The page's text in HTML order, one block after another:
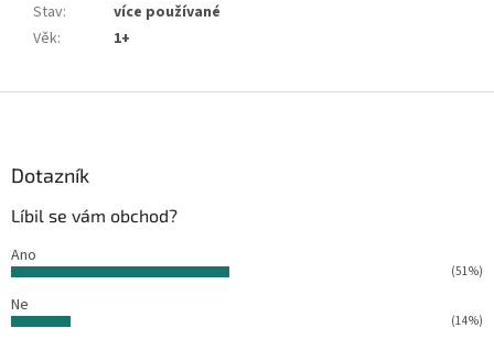
Stav:
více používané
Věk: 1+
Dotazník
Líbil se vám obchod?
Ano
(51%)
Ne
(14%)